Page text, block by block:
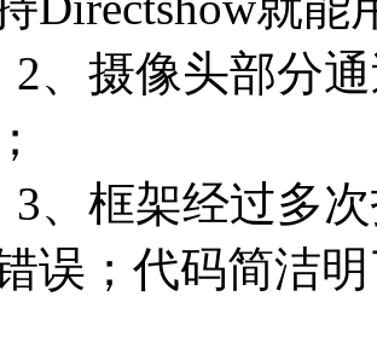
摄像头部分通
框架经过多次
误；代码简洁